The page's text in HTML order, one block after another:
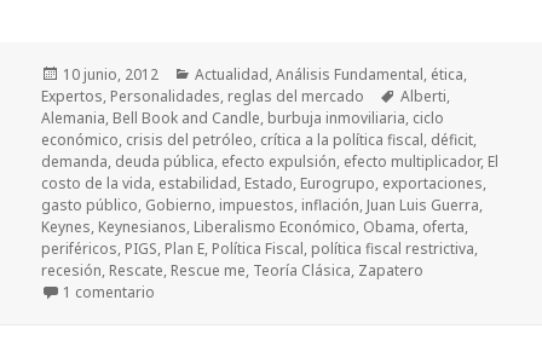
Publicado
el
10 junio, 2012 Categorías
Actualidad,Análisis Fundamental, ética,
Expertos, Personalidades, reglas del mercado Etiquetas
Alberti,
Alemania, Bell Book and Candle, burbuja inmoviliaria, ciclo
económico, crisis del petróleo, crítica a la política fiscal, déficit,
demanda, deuda pública, efecto expulsión, efecto multiplicador, El
costo de la vida, estabilidad, Estado, Eurogrupo, exportaciones,
gasto público, Gobierno, impuestos, inflación, Juan Luis Guerra,
Keynes, Keynesianos, Liberalismo Económico, Obama, oferta,
periféricos, PIGS, Plan E, Política Fiscal, política fiscal restrictiva,
recesión, Rescate, Rescue me, Teoría Clásica, Zapatero
1 comentario